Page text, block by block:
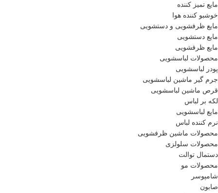
مایع تمیز کننده
خوشبو کننده هوا
مایع ظرفشویی و دستشویی
مایع دستشویی
مایع ظرفشویی
محصولات لباسشویی
پودر لباسشویی
جرم گیر ماشین لباسشویی
قرص ماشین لباسشویی
لکه بر لباس
مایع لباسشویی
نرم کننده لباس
محصولات ماشین ظرفشویی
محصولات سلولزی
دستمال توالت
محصولات مو
شامپوسر
صابون